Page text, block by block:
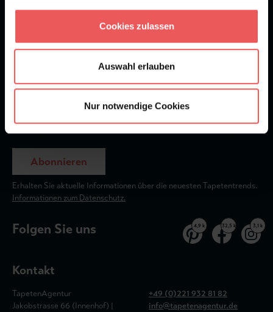
Cookies zulassen
Auswahl erlauben
Nur notwendige Cookies
★★★★★Bei 1245 Bewertungen
Newsletter
Abonnieren
Erhalten Sie aktuelle Informationen über die neuesten Tapetentrends.
Informationen zum Datenschutz.
Folgen Sie uns 4,9 k 32,5 k 3,1 k
Kontakt
TapetenAgentur
Jakobstrasse 66 (Innenhof) |
+49 (0)221 932 81 82
info@tapetenagentur.de